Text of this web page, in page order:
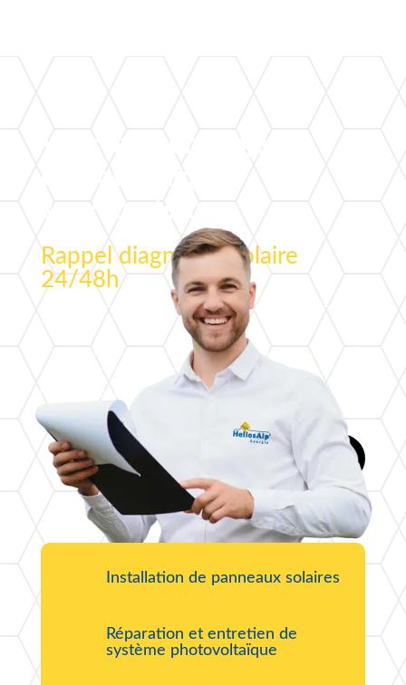
Rappel diagnostic solaire
24/48h
Envoi
Installation de panneaux solaires
Réparation et entretien de
système photovoltaïque